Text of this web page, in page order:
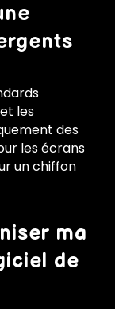
les
des
les écrans
un chiffon
ma
de